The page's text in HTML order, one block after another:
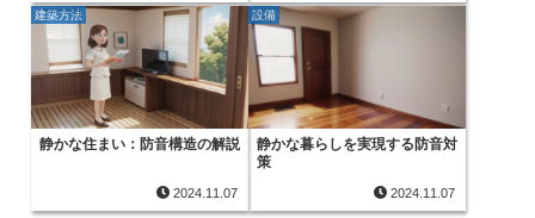
建築方法
静かな住まい：防音構造の解説
2024.11.07
設備
静かな暮らしを実現する防音対
策
2024.11.07